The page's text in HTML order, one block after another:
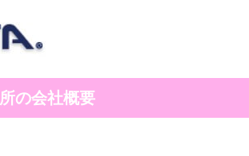
の会社概要